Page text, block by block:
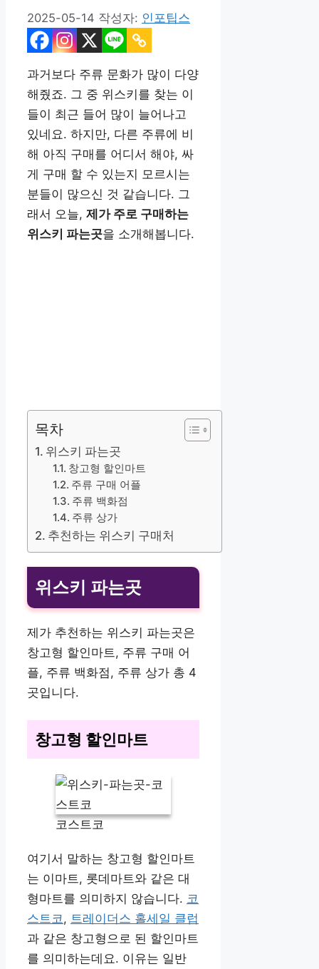
2025-05-14 작성자: 인포팁스
과거보다 주류 문화가 많이 다양
해줬죠. 그 중 위스키를 찾는 이
들이 최근 들어 많이 늘어나고
있네요. 하지만, 다른 주류에 비
해 아직 구매를 어디서 해야, 싸
게 구매 할 수 있는지 모르시는
분들이 많으신 것 같습니다. 그
래서 오늘, 제가 주로 구매하는
위스키 파는곳을 소개해봅니다.
목차
위스키 파는곳
창고형 할인마트
주류 구매 어플
주류 백화점
주류 상가
추천하는 위스키 구매처
위스키 파는곳
제가 추천하는 위스키 파는곳은
창고형 할인마트, 주류 구매 어
플, 주류 백화점, 주류 상가 총 4
곳입니다.
창고형 할인마트
코스트코
여기서 말하는 창고형 할인마트
는 이마트, 롯데마트와 같은 대
형마트를 의미하지 않습니다. 코
스트코, 트레이더스 홀세일 클럽
과 같은 창고형으로 된 할인마트
를 의미하는데요. 이유는 일반